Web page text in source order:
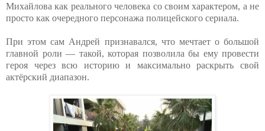
Михайлова как реального человека со своим характером, а не
просто как очередного персонажа полицейского сериала.
При этом сам Андрей признавался, что мечтает о большой
главной роли — такой, которая позволила бы ему провести
героя через всю историю и максимально раскрыть свой
актёрский диапазон.